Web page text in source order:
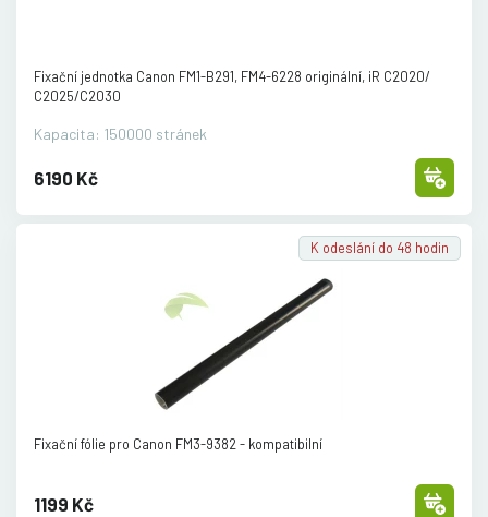
Fixační jednotka Canon FM1-B291, FM4-6228 originální, iR C2020/
C2025/C2030
Kapacita: 150000 stránek
6190 Kč
K odeslání do 48 hodin
Fixační fólie pro Canon FM3-9382 - kompatibilní
1199 Kč